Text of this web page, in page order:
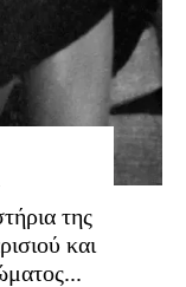
της
και